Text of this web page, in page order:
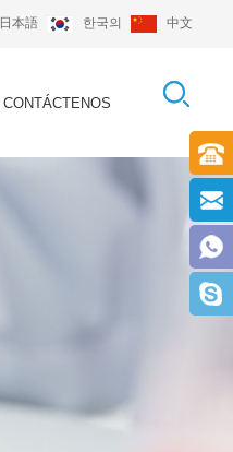
日本語 한국의 中文
CONTÁCTENOS